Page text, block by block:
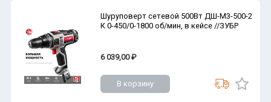
Шуруповерт сетевой 500Вт ДШ-М3-500-2
К 0-450/0-1800 об/мин, в кейсе //ЗУБР
6 039,00 ₽
В корзину